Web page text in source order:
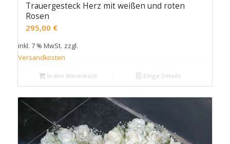
Trauergesteck Herz mit weißen und roten
Rosen
295,00 €
inkl. 7 % MwSt. zzgl.
Versandkosten
In den Warenkorb Zeige Details